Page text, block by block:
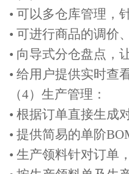
• 可以多仓库管理，
• 可进行商品的调价
• 向导式分仓盘点，
• 给用户提供实时查
（4）生产管理：
• 根据订单直接生成
• 提供简易的单阶
• 生产领料针对订单